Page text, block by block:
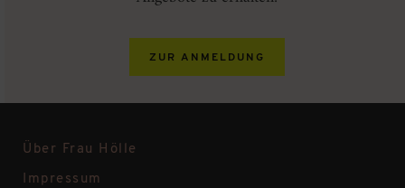
ZUR ANMELDUNG
Über Frau Hölle
Impressum